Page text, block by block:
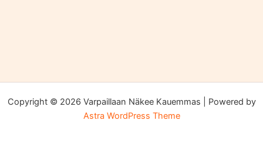
Copyright © 2026 Varpaillaan Näkee Kauemmas | Powered by
Astra WordPress Theme